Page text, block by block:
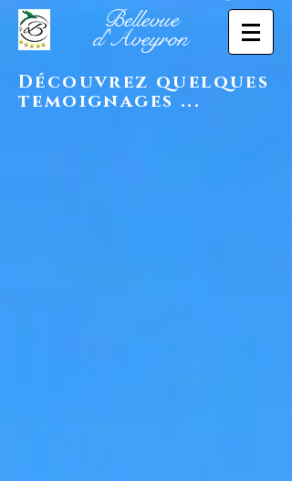
Bellevue
d'Aveyron
Découvrez quelques
temoignages ...